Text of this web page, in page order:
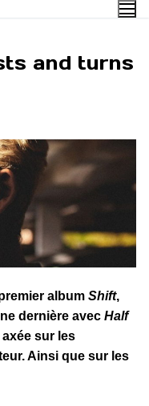
and turns
album Shift,
dernière avec Half
sur les
Ainsi que sur les